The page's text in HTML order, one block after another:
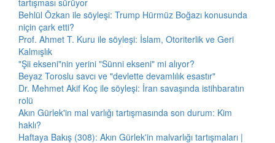
tartışması sürüyor
Behlül Özkan ile söyleşi: Trump Hürmüz Boğazı konusunda
niçin çark etti?
Prof. Ahmet T. Kuru ile söyleşi: İslam, Otoriterlik ve Geri
Kalmışlık
"Şii ekseni"nin yerini "Sünni ekseni" mi alıyor?
Beyaz Toroslu savcı ve "devlette devamlılık esastır"
Dr. Mehmet Akif Koç ile söyleşi: İran savaşında istihbaratın
rolü
Akın Gürlek'in mal varlığı tartışmasında son durum: Kim
haklı?
Haftaya Bakış (308): Akın Gürlek'in malvarlığı tartışmaları |